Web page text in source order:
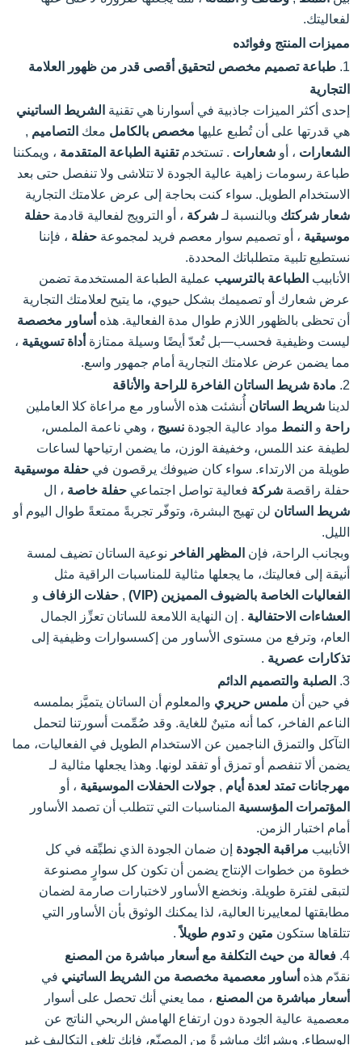
لفعاليتك.
مميزات المنتج وفوائده
1. طباعة تصميم مخصص لتحقيق أقصى قدر من ظهور العلامة
التجارية
إحدى أكثر الميزات جاذبية في أسوارنا هي تقنية الشريط الساتيني
هي قدرتها على أن تُطبع عليها مخصص بالكامل معك التصاميم ,
الشعارات ، أو شعارات . تستخدمتقنية الطباعة المتقدمة ، ويمكننا
طباعة رسومات زاهية عالية الجودة لا تتلاشى ولا تنفصل حتى بعد
الاستخدام الطويل. سواء كنت بحاجة إلى عرض علامتك التجارية
شعار شركتك وبالنسبة لـ شركة ، أو الترويج لفعالية قادمة حفلة
موسيقية ، أو تصميم سوار معصم فريد لمجموعة حفلة ، فإننا
نستطيع تلبية متطلباتك المحددة.
الأنابيب الطباعة بالترسيب عملية الطباعة المستخدمة تضمن
عرض شعارك أو تصميمك بشكل حيوي، ما يتيح لعلامتك التجارية
أن تحظى بالظهور اللازم طوال مدة الفعالية. هذه أساور مخصصة
ليست وظيفية فحسب—بل تُعدّ أيضًا وسيلة ممتازة أداة تسويقية ،
مما يضمن عرض علامتك التجارية أمام جمهور واسع.
2. مادة شريط الساتان الفاخرة للراحة والأناقة
لدينا شريط الساتان أُنشئت هذه الأساور مع مراعاة كلا العاملين
راحة و النمط مواد عالية الجودة نسيج ، وهي ناعمة الملمس،
لطيفة عند اللمس، وخفيفة الوزن، ما يضمن ارتياحها لساعات
طويلة من الارتداء. سواء كان ضيوفك يرقصون في حفلة موسيقية
حفلة راقصة شركة فعالية تواصل اجتماعي حفلة خاصة ، ال
شريط الساتان لن تهيج البشرة، وتوفّر تجربةً ممتعةً طوال اليوم أو
الليل.
وبجانب الراحة، فإن المظهر الفاخر نوعية الساتان تضيف لمسة
أنيقة إلى فعاليتك، ما يجعلها مثالية للمناسبات الراقية مثل
الفعاليات الخاصة بالضيوف المميزين (VIP)
, حفلات الزفاف و
العشاءات الاحتفالية . إن النهاية اللامعة للساتان تعزِّز الجمال
العام، وترفع من مستوى الأساور من إكسسوارات وظيفية إلى
تذكارات عصرية .
3.
الصلبة والتصميم الدائم
في حين أن ملمس حريري والمعلوم أن الساتان يتميَّز بملمسه
الناعم الفاخر، كما أنه متينٌ للغاية. وقد صُمِّمت أسورتنا لتحمل
التآكل والتمزق الناجمين عن الاستخدام الطويل في الفعاليات، مما
يضمن ألا تنفصم أو تمزق أو تفقد لونها. وهذا يجعلها مثالية لـ
مهرجانات تمتد لعدة أيام , جولات الحفلات الموسيقية ، أو
المؤتمرات المؤسسية المناسبات التي تتطلب أن تصمد الأساور
أمام اختبار الزمن.
الأنابيب مراقبة الجودة إن ضمان الجودة الذي نطبِّقه في كل
خطوة من خطوات الإنتاج يضمن أن تكون كل سوارٍ مصنوعة
لتبقى لفترة طويلة. ونخضع الأساور لاختبارات صارمة لضمان
مطابقتها لمعاييرنا العالية، لذا يمكنك الوثوق بأن الأساور التي
تتلقاها ستكون متين وتدوم طويلاً.
4. فعالة من حيث التكلفة مع أسعار مباشرة من المصنع
نقدّم هذه أساور معصمية مخصصة من الشريط الساتيني في
أسعار مباشرة من المصنع ، مما يعني أنك تحصل على أسوار
معصمية عالية الجودة دون ارتفاع الهامش الربحي الناتج عن
الوسطاء. وبشرائك مباشرةً من المصنّع، فإنك تلغي التكاليف غير